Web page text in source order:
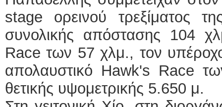
stage ορεινού τρεξίματος
συνολικής απόστασης 104
Race των 57 χλμ., τον
απολαυστικό Hawk's Race
θετικής υψομετρικής 5.650 μ.